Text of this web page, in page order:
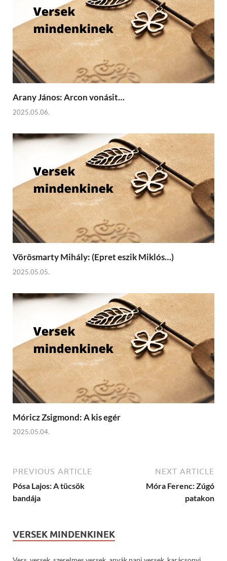
Arany János: Arcon vonásit…
2025.05.06.
Vörösmarty Mihály: (Epret eszik Miklós…)
2025.05.05.
Móricz Zsigmond: A kis egér
2025.05.04.
PREVIOUS ARTICLE
Pósa Lajos: A tücsök
bandája
NEXT ARTICLE
Móra Ferenc: Zúgó
patakon
VERSEK MINDENKINEK